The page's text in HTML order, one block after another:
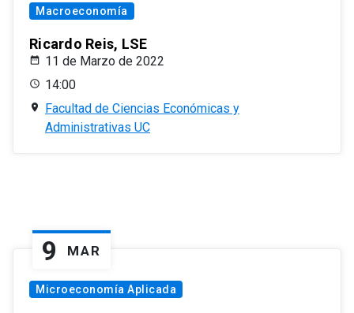
Macroeconomía
Ricardo Reis, LSE
11 de Marzo de 2022
14:00
Facultad de Ciencias Económicas y
Administrativas UC
9 MAR
Microeconomía Aplicada